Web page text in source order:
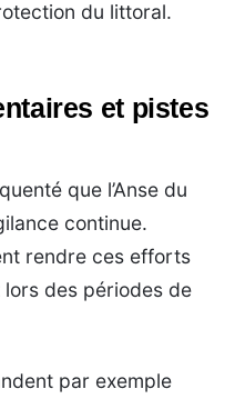
du littoral.
et pistes
que l’Anse du
continue.
rendre ces efforts
des périodes de
par exemple